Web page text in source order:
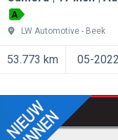
A
LW Automotive
Beek
53.773 km 05-2022